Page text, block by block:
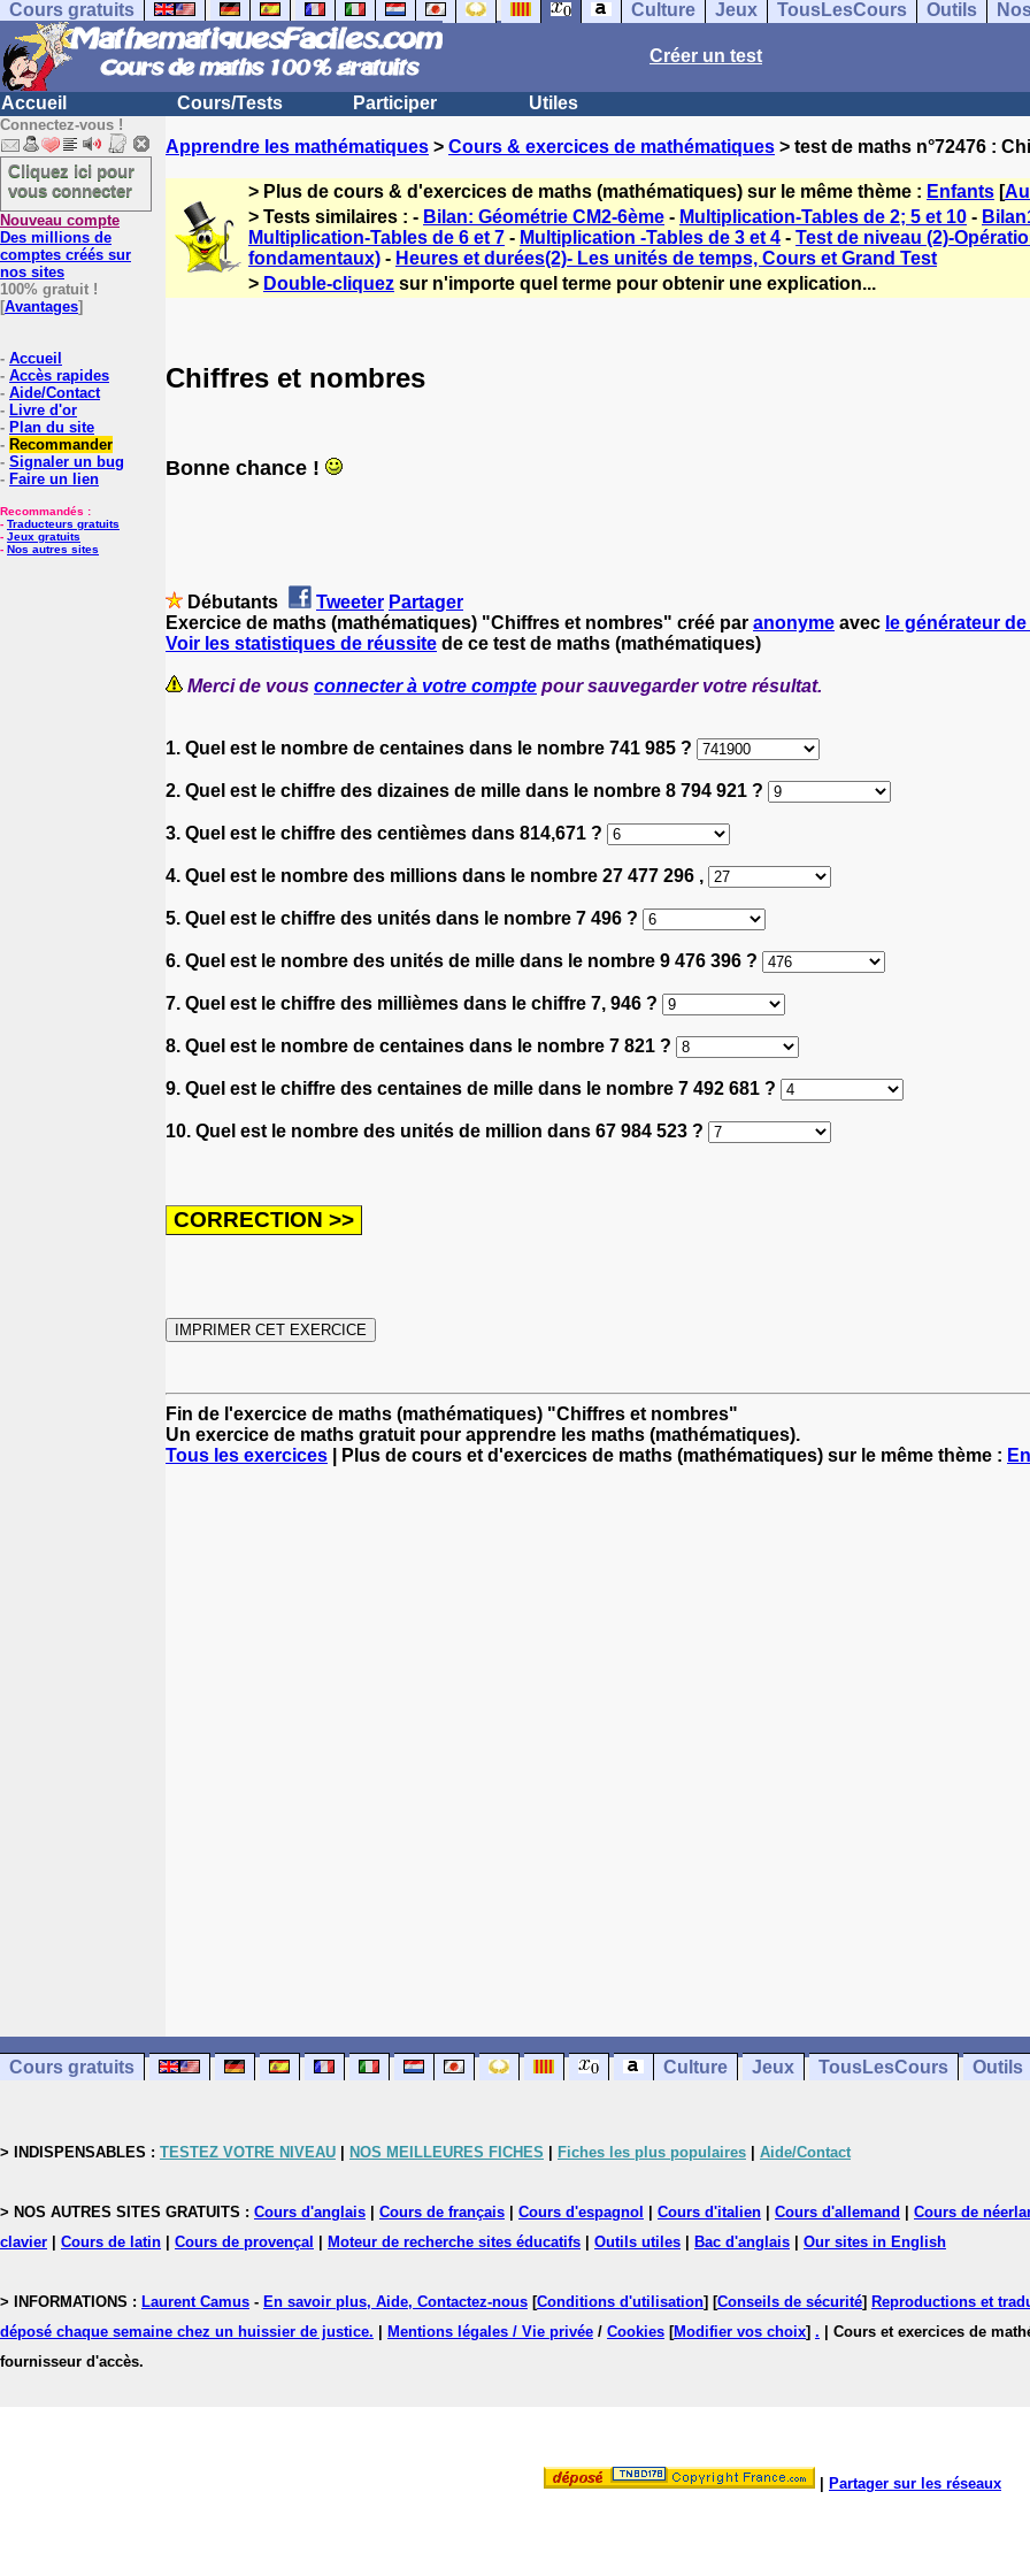
Cours gratuits Culture Jeux TousLesCours Outils
Créer un test
Accueil Cours/Tests Participer Utiles
Connectez-vous !
Cliquez ici pour
vous connecter
Nouveau compte
Des millions de
comptes créés sur
nos sites
100% gratuit !
[Avantages]
- Accueil
- Accès rapides
- Aide/Contact
- Livre d'or
- Plan du site
- Recommander
- Signaler un bug
- Faire un lien
Recommandés :
- Traducteurs gratuits
- Jeux gratuits
- Nos autres sites
Apprendre les mathématiques > Cours & exercices de mathématiques > test de maths n°72476 :
> Plus de cours & d'exercices de maths (mathématiques) sur le même thème : Enfants [
> Tests similaires : - Bilan: Géométrie CM2-6ème - Multiplication-Tables de 2; 5 et 10 -
Multiplication-Tables de 6 et 7 - Multiplication -Tables de 3 et 4 - Test de niveau (2)-
fondamentaux) - Heures et durées(2)- Les unités de temps, Cours et Grand Test
> Double-cliquez sur n'importe quel terme pour obtenir une explication...
Chiffres et nombres
Bonne chance !
Débutants Tweeter Partager
Exercice de maths (mathématiques) "Chiffres et nombres" créé par anonyme avec le générateur
Voir les statistiques de réussite de ce test de maths (mathématiques)
Merci de vous connecter à votre compte pour sauvegarder votre résultat.
1. Quel est le nombre de centaines dans le nombre 741 985 ?
2. Quel est le chiffre des dizaines de mille dans le nombre 8 794 921 ?
3. Quel est le chiffre des centièmes dans 814,671 ?
4. Quel est le nombre des millions dans le nombre 27 477 296 ,
5. Quel est le chiffre des unités dans le nombre 7 496 ?
6. Quel est le nombre des unités de mille dans le nombre 9 476 396 ?
7. Quel est le chiffre des millièmes dans le chiffre 7, 946 ?
8. Quel est le nombre de centaines dans le nombre 7 821 ?
9. Quel est le chiffre des centaines de mille dans le nombre 7 492 681 ?
10. Quel est le nombre des unités de million dans 67 984 523 ?
Fin de l'exercice de maths (mathématiques) "Chiffres et nombres"
Un exercice de maths gratuit pour apprendre les maths (mathématiques).
Tous les exercices | Plus de cours et d'exercices de maths (mathématiques) sur le même thème :
Cours gratuits Culture Jeux TousLesCours Outils
> INDISPENSABLES : TESTEZ VOTRE NIVEAU NOS MEILLEURES FICHES Fiches les plus populaires Aide/Contact
> NOS AUTRES SITES GRATUITS : Cours d'anglais Cours de français Cours d'espagnol Cours d'italien Cours d'allemand Cours de
clavier
Cours de latin Cours de provençal Moteur de recherche sites éducatifs Outils utiles Bac d'anglais Our sites in English
> INFORMATIONS : Laurent Camus - En savoir plus, Aide, Contactez-nous [Conditions d'utilisation] [Conseils de sécurité] Reproductions et
déposé chaque semaine chez un huissier de justice.
Mentions légales / Vie privée / Cookies [Modifier vos choix] .
| Cours et exercices de
fournisseur d'accès.
Partager sur les réseaux